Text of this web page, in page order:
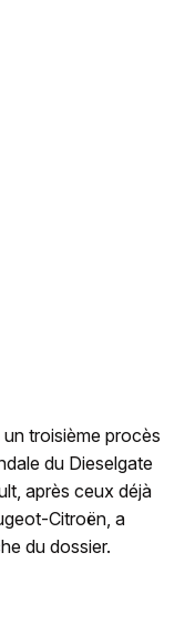
troisième procès
du Dieselgate
après ceux déjà
Citroën, a
du dossier.